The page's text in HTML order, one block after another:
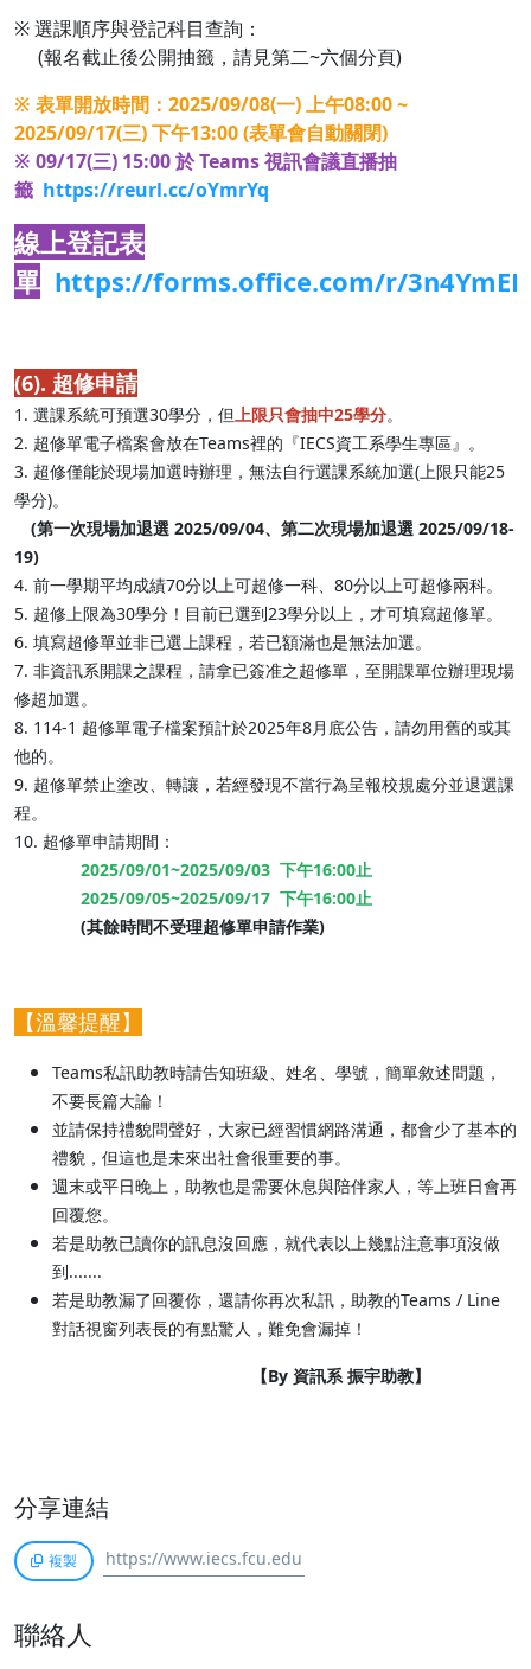
※ 選課順序與登記科目查詢：
(報名截止後公開抽籤，請見第二~六個分頁)
※ 表單開放時間：2025/09/08(一) 上午08:00 ~
2025/09/17(三) 下午13:00 (表單會自動關閉)
※ 09/17(三) 15:00 於 Teams 視訊會議直播抽
籤 https://reurl.cc/oYmrYq
線上登記表
單 https://forms.office.com/r/
(6). 超修申請
1. 選課系統可預選30學分，但上限只會抽中25學分。
2. 超修單電子檔案會放在Teams裡的『IECS資工系學生專區』。
3. 超修僅能於現場加選時辦理，無法自行選課系統加選(上限只能25
學分)。
(第一次現場加退選 2025/09/04、第二次現場加退選 2025/09/18-
19)
4. 前一學期平均成績70分以上可超修一科、80分以上可超修兩科。
5. 超修上限為30學分！目前已選到23學分以上，才可填寫超修單。
6. 填寫超修單並非已選上課程，若已額滿也是無法加選。
7. 非資訊系開課之課程，請拿已簽准之超修單，至開課單位辦理現場
修超加選。
8. 114-1 超修單電子檔案預計於2025年8月底公告，請勿用舊的或其
他的。
9. 超修單禁止塗改、轉讓，若經發現不當行為呈報校規處分並退選課
程。
10. 超修單申請期間：
2025/09/01~2025/09/03 下午16:00止
2025/09/05~2025/09/17 下午16:00止
(其餘時間不受理超修單申請作業)
【溫馨提醒】
Teams私訊助教時請告知班級、姓名、學號，簡單敘述問題，
不要長篇大論！
並請保持禮貌問聲好，大家已經習慣網路溝通，都會少了基本的
禮貌，但這也是未來出社會很重要的事。
週末或平日晚上，助教也是需要休息與陪伴家人，等上班日會再
回覆您。
若是助教已讀你的訊息沒回應，就代表以上幾點注意事項沒做
到.......
若是助教漏了回覆你，還請你再次私訊，助教的Teams / Line
對話視窗列表長的有點驚人，難免會漏掉！
【By 資訊系 振宇助教】
分享連結
複製
聯絡人